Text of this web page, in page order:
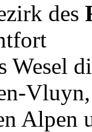
des
Wesel
Alpen